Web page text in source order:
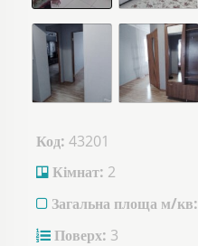
Код: 43201
Кімнат: 2
Загальна площа м/кв:
Поверх: 3